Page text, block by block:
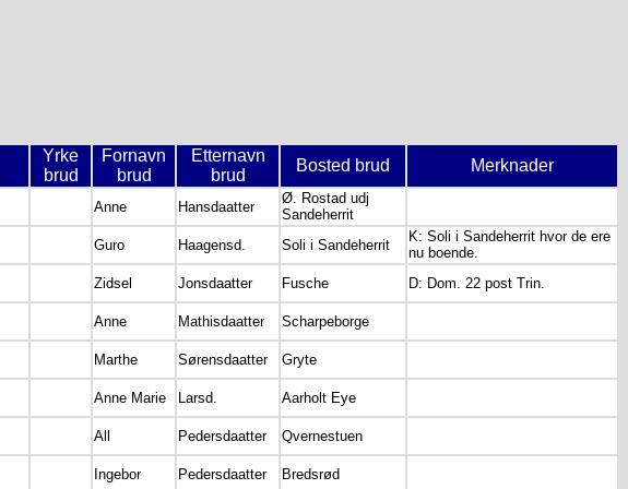
Yrke
brud
Fornavn
brud
Etternavn
brud
Bosted brud Merknader
Anne Hansdaatter
Ø. Rostad udj
Sandeherrit
Guro Haagensd. Soli i Sandeherrit
K: Soli i Sandeherrit hvor de ere
nu boende.
Zidsel Jonsdaatter Fusche
D: Dom. 22 post Trin.
Anne Mathisdaatter
Scharpeborge
Marthe Sørensdaatter
Gryte
Anne Marie Larsd.
Aarholt Eye
All Pedersdaatter
Qvernestuen
Ingebor Pedersdaatter Bredsrød